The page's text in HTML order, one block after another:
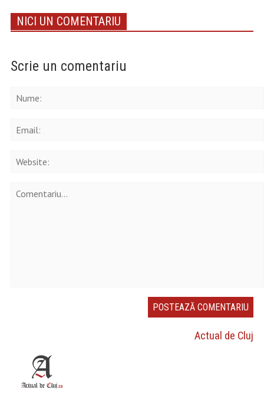
NICI UN COMENTARIU
Scrie un comentariu
Actual de Cluj